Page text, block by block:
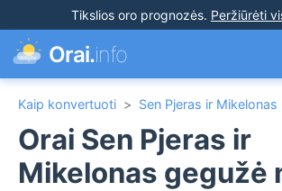
Tikslios oro prognozės. Peržiūrėti
Orai.info
Kaip konvertuoti > Sen Pjeras ir Mikelonas
Orai Sen Pjeras ir
Mikelonas gegužė